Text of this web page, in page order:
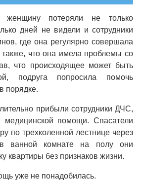
женщину потеряли не только
дней не видели и сотрудники
где она регулярно совершала
также, что она имела проблемы со
что происходящее может быть
подруга попросила помочь
порядке.
прибыли сотрудники ДЧС,
медицинской помощи. Спасатели
по трехколенной лестнице через
ванной комнате на полу они
квартиры без признаков жизни.
уже не понадобилась.